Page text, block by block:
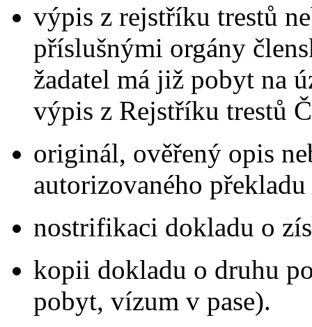
výpis z rejstříku trestů
příslušnými orgány
žadatel má již pobyt na
výpis z Rejstříku trestů
originál, ověřený opis
autorizovaného
nostrifikaci dokladu o
kopii dokladu o druhu
pobyt, vízum v pase).